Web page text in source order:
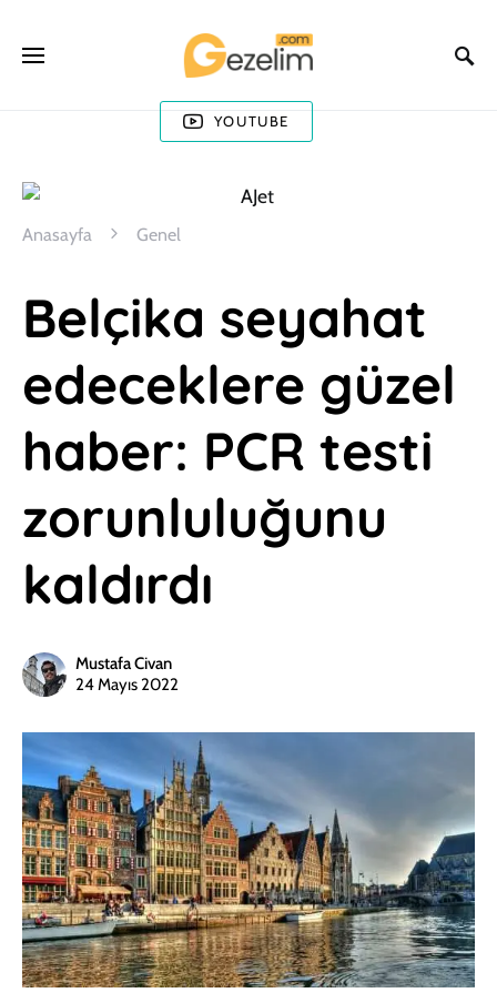
YOUTUBE
Anasayfa Genel
Belçika seyahat
edeceklere güzel
haber: PCR testi
zorunluluğunu
kaldırdı
Mustafa Civan
24 Mayıs 2022